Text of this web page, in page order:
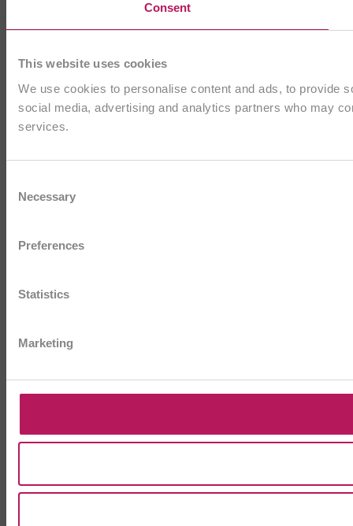
Consent
This website uses cookies
We use cookies to personalise content and ads, to provide
social media, advertising and analytics partners who may
services.
Selection
Necessary
Preferences
Statistics
Marketing